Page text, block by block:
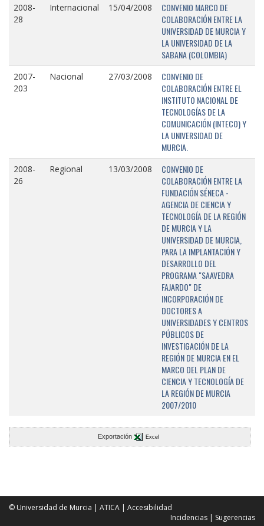
2008-
28
Internacional 15/04/2008
CONVENIO MARCO DE
COLABORACIÓN ENTRE LA
UNIVERSIDAD DE MURCIA Y
LA UNIVERSIDAD DE LA
SABANA (COLOMBIA)
2007-
203
Nacional 27/03/2008
CONVENIO DE
COLABORACIÓN ENTRE EL
INSTITUTO NACIONAL DE
TECNOLOGÍAS DE LA
COMUNICACIÓN (INTECO) Y
LA UNIVERSIDAD DE
MURCIA.
2008-
26
Regional 13/03/2008
CONVENIO DE
COLABORACIÓN ENTRE LA
FUNDACIÓN SÉNECA -
AGENCIA DE CIENCIA Y
TECNOLOGÍA DE LA REGIÓN
DE MURCIA Y LA
UNIVERSIDAD DE MURCIA,
PARA LA IMPLANTACIÓN Y
DESARROLLO DEL
PROGRAMA "SAAVEDRA
FAJARDO" DE
INCORPORACIÓN DE
DOCTORES A
UNIVERSIDADES Y CENTROS
PÚBLICOS DE
INVESTIGACIÓN DE LA
REGIÓN DE MURCIA EN EL
MARCO DEL PLAN DE
CIENCIA Y TECNOLOGÍA DE
LA REGIÓN DE MURCIA
2007/2010
Exportación Excel
© Universidad de Murcia | ATICA | Accesibilidad
Incidencias | Sugerencias